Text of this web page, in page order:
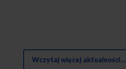
Wczytaj więcej aktualności...